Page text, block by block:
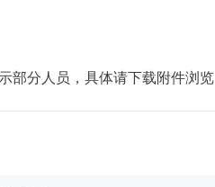
部分人员，具体请下载附件浏览